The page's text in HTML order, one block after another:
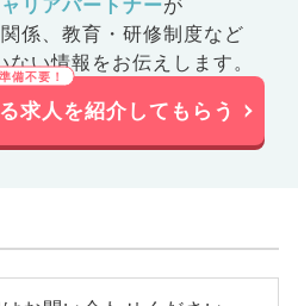
リアパートナーが
係、 教育・研修制度など
い情報をお伝えします。
求人を紹介してもらう